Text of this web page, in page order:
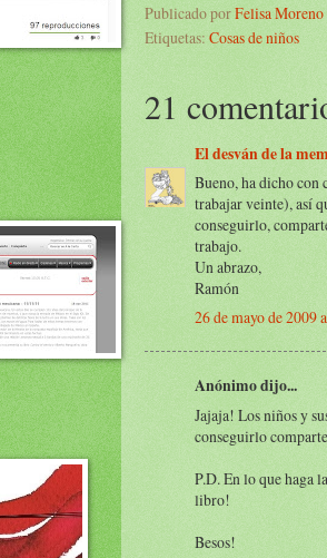
Publicado porFelisa Moreno
Etiquetas: Cosas de niños
21
El desván de la
Bueno, ha dicho con
trabajar veinte), así
conseguirlo,
trabajo.
Un abrazo,
Ramón
26 de mayo de 2009
Anónimo dijo...
Jajaja! Los niños y
conseguirlo
P.D. En lo que haga
libro!
Besos!